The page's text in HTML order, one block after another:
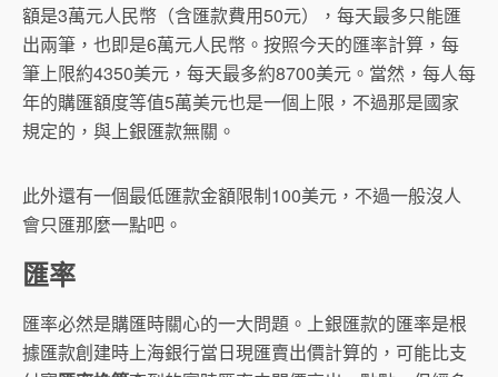
額是3萬元人民幣（含匯款費用50元），每天最多只能匯
出兩筆，也即是6萬元人民幣。按照今天的匯率計算，每
筆上限約4350美元，每天最多約8700美元。當然，每人每
年的購匯額度等值5萬美元也是一個上限，不過那是國家
規定的，與上銀匯款無關。
此外還有一個最低匯款金額限制100美元，不過一般沒人
會只匯那麼一點吧。
匯率
匯率必然是購匯時關心的一大問題。上銀匯款的匯率是根
據匯款創建時上海銀行當日現匯賣出價計算的，可能比支